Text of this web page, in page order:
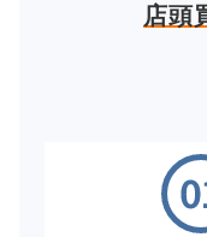
店頭